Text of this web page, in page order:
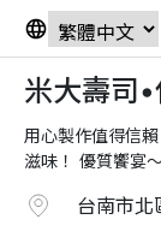
米大壽司
用心製作值得信
滋味！ 優質饗宴
台南市北